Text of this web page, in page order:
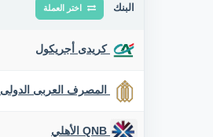
البنك اختر العملة
كريدى أجريكول
المصرف العربى الدولى